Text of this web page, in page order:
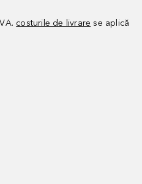
costurile de livrare se aplică